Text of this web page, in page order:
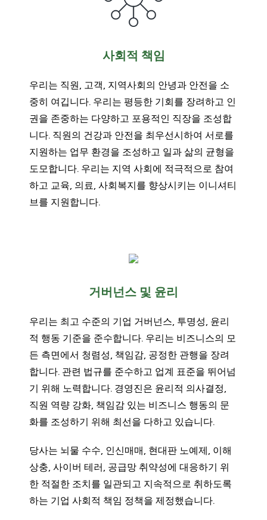
사회적 책임
우리는 직원, 고객, 지역사회의 안녕과 안전을 소
중히 여깁니다. 우리는 평등한 기회를 장려하고 인
권을 존중하는 다양하고 포용적인 직장을 조성합
니다. 직원의 건강과 안전을 최우선시하여 서로를
지원하는 업무 환경을 조성하고 일과 삶의 균형을
도모합니다. 우리는 지역 사회에 적극적으로 참여
하고 교육, 의료, 사회복지를 향상시키는 이니셔티
브를 지원합니다.
거버넌스 및 윤리
우리는 최고 수준의 기업 거버넌스, 투명성, 윤리
적 행동 기준을 준수합니다. 우리는 비즈니스의 모
든 측면에서 청렴성, 책임감, 공정한 관행을 장려
합니다. 관련 법규를 준수하고 업계 표준을 뛰어넘
기 위해 노력합니다. 경영진은 윤리적 의사결정,
직원 역량 강화, 책임감 있는 비즈니스 행동의 문
화를 조성하기 위해 최선을 다하고 있습니다.
당사는 뇌물 수수, 인신매매, 현대판 노예제, 이해
상충, 사이버 테러, 공급망 취약성에 대응하기 위
한 적절한 조치를 일관되고 지속적으로 취하도록
하는 기업 사회적 책임 정책을 제정했습니다.